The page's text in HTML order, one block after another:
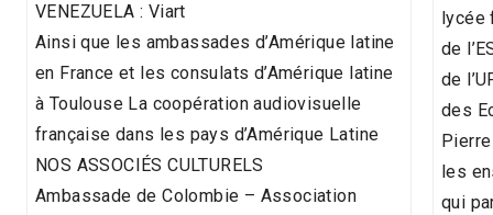
VENEZUELA : Viart
Ainsi que les ambassades d’Amérique latine
en France et les consulats d’Amérique latine
à Toulouse La coopération audiovisuelle
française dans les pays d’Amérique Latine
NOS ASSOCIÉS CULTURELS
Ambassade de Colombie – Association
lycée
de
de
des
les
qui